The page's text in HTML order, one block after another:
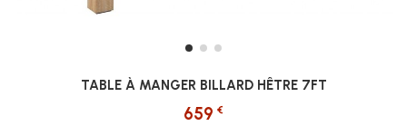
TABLE À MANGER BILLARD HÊTRE 7FT
659 €